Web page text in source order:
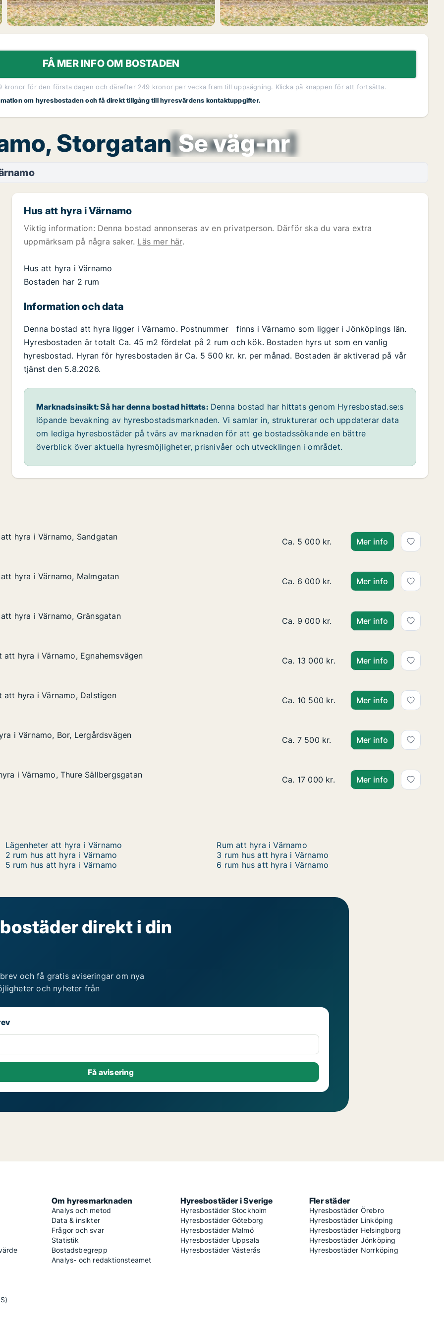
FÅ MER INFO OM BOSTADEN
kronor för den första dagen och därefter 249 kronor per vecka fram till uppsägning. Klicka på knappen för att fortsätta.
om hyresbostaden och få direkt tillgång till hyresvärdens kontaktuppgifter.
Storgatan Se väg-nr
[xxxxxxxx]
Hus att hyra i Värnamo
Viktig information: Denna bostad annonseras av en privatperson. Därför ska du vara extra
uppmärksam på några saker. Läs mer här.
Hus att hyra i Värnamo
Bostaden har 2 rum
Information och data
Denna bostad att hyra ligger i Värnamo. Postnummer finns i Värnamo som ligger i Jönköpings län.
Hyresbostaden är totalt Ca. 45 m2 fördelat på 2 rum och kök. Bostaden hyrs ut som en vanlig
hyresbostad. Hyran för hyresbostaden är Ca. 5 500 kr. kr. per månad. Bostaden är aktiverad på vår
tjänst den 5.8.2026.
Marknadsinsikt: Så har denna bostad hittats:Denna bostad har hittats genom Hyresbostad.se:s
löpande bevakning av hyresbostadsmarknaden. Vi samlar in, strukturerar och uppdaterar data
om lediga hyresbostäder på tvärs av marknaden för att ge bostadssökande en bättre
överblick över aktuella hyresmöjligheter, prisnivåer och utvecklingen i området.
Sandgatan
hyra i Värnamo, Sandgatan
hyra i Värnamo, Sandgatan Ca. 35 m2 lägenhet att hyra i Värnamo,
Ca. 5 000 kr. Mer info
Malmgatan
hyra i Värnamo, Malmgatan
hyra i Värnamo, Malmgatan Ca. 35 m2 lägenhet att hyra i Värnamo,
Ca. 6 000 kr. Mer info
Gränsgatan
hyra i Värnamo, Gränsgatan
hyra i Värnamo, Gränsgatan Ca. 85 m2 lägenhet att hyra i Värnamo,
Ca. 9 000 kr. Mer info
Egnahemsvägen
att hyra i Värnamo, Egnahemsvägen
att hyra i Värnamo, Egnahemsvägen Ca. 105 m2 lägenhet att hyra i Värnamo,
Ca. 13 000 kr. Mer info
Dalstigen
att hyra i Värnamo, Dalstigen
att hyra i Värnamo, Dalstigen Ca. 100 m2 lägenhet att hyra i Värnamo,
Ca. 10 500 kr. Mer info
Bor, Lergårdsvägen
i Värnamo, Bor, Lergårdsvägen
i Värnamo, Bor, Lergårdsvägen Ca. 85 m2 hus att hyra i Värnamo, Bor,
Ca. 7 500 kr. Mer info
Thure Sällbergsgatan
i Värnamo, Thure Sällbergsgatan
i Värnamo, Thure Sällbergsgatan Ca. 140 m2 hus att hyra i Värnamo,
Ca. 17 000 kr. Mer info
Lägenheter att hyra i Värnamo
Rum att hyra i Värnamo
2 rum hus att hyra i Värnamo
3 rum hus att hyra i Värnamo
5 rum hus att hyra i Värnamo
6 rum hus att hyra i Värnamo
direkt i din
och få gratis aviseringar om nya
och nyheter från
Om hyresmarknaden
Analys och metod
Data & insikter
Frågor och svar
Statistik
Bostadsbegrepp
Analys- och redaktionsteamet
Hyresbostäder i Sverige
Hyresbostäder Stockholm
Hyresbostäder Göteborg
Hyresbostäder Malmö
Hyresbostäder Uppsala
Hyresbostäder Västerås
Fler städer
Hyresbostäder Örebro
Hyresbostäder Linköping
Hyresbostäder Helsingborg
Hyresbostäder Jönköping
Hyresbostäder Norrköping